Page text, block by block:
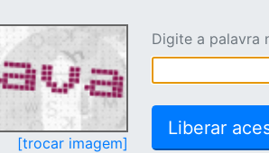
[trocar imagem]
Digite a palavra